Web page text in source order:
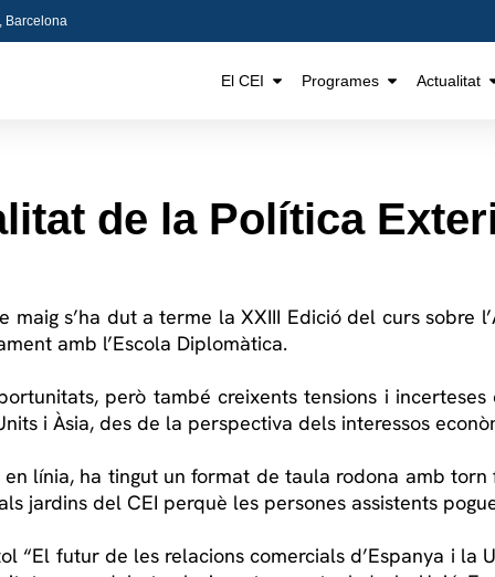
Barcelona
El CEI Programes Actualitat
de la Política
maig s’ha dut a terme la XXIII Edició del curs sobre
amb l’Escola Diplomàtica.
però també creixents tensions i
i Àsia, des de la perspectiva dels interessos
línia, ha tingut un format de taula rodona amb
jardins del CEI perquè les persones assistents
“El futur de les relacions comercials d’Espanya i la